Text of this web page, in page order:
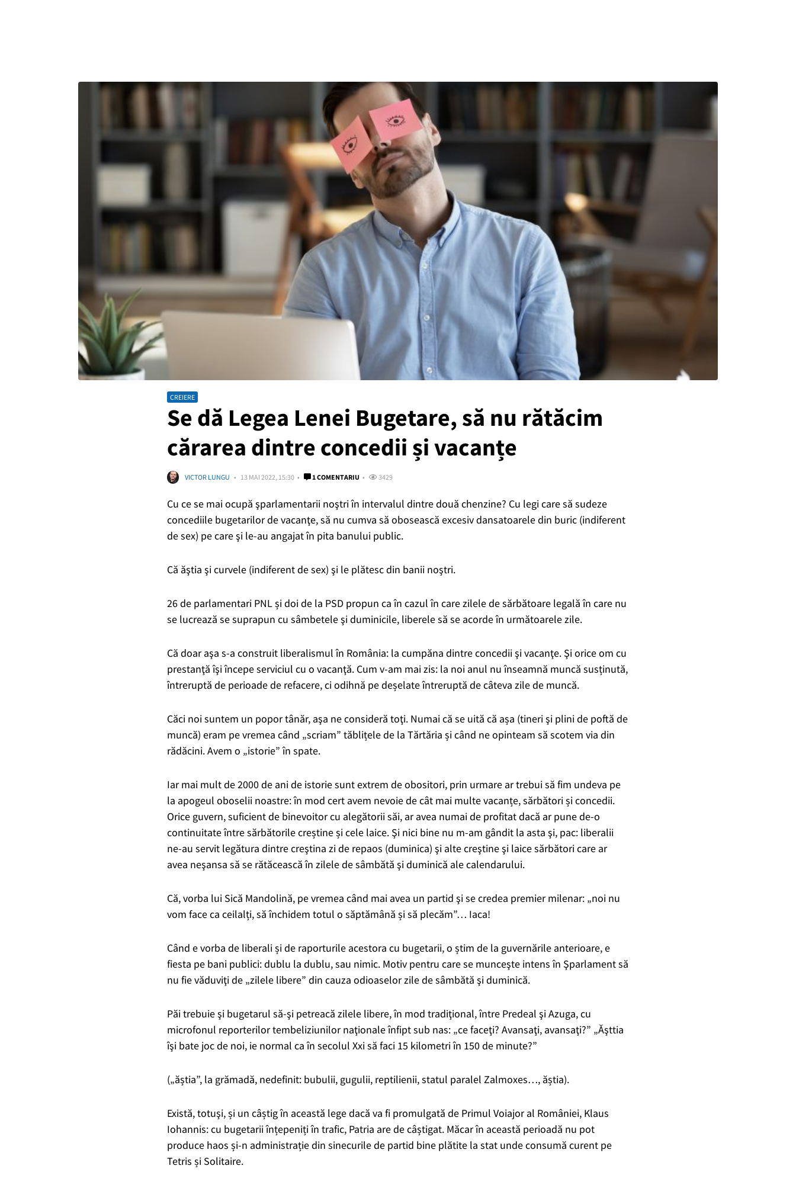
CREIERE
Se dă Legea Lenei Bugetare, să nu rătăcim
cărarea dintre concedii și vacanțe
VICTOR LUNGU 13 MAI 2022, 15:30 1 COMENTARIU 3429
Cu ce se mai ocupă şparlamentarii noştri în intervalul dintre două chenzine? Cu legi care să sudeze
concediile bugetarilor de vacanţe, să nu cumva să obosească excesiv dansatoarele din buric (indiferent
de sex) pe care şi le-au angajat în pita banului public.
Că ăştia şi curvele (indiferent de sex) şi le plătesc din banii noştri.
26 de parlamentari PNL și doi de la PSD propun ca în cazul în care zilele de sărbătoare legală în care nu
se lucrează se suprapun cu sâmbetele şi duminicile, liberele să se acorde în următoarele zile.
Că doar aşa s-a construit liberalismul în România: la cumpăna dintre concedii şi vacanţe. Şi orice om cu
prestanţă îşi începe serviciul cu o vacanţă. Cum v-am mai zis: la noi anul nu înseamnă muncă susținută,
întreruptă de perioade de refacere, ci odihnă pe deșelate întreruptă de câteva zile de muncă.
Căci noi suntem un popor tânăr, aşa ne consideră toţi. Numai că se uită că așa (tineri şi plini de poftă de
muncă) eram pe vremea când „scriam” tăblițele de la Tărtăria și când ne opinteam să scotem via din
rădăcini. Avem o „istorie” în spate.
Iar mai mult de 2000 de ani de istorie sunt extrem de obositori, prin urmare ar trebui să fim undeva pe
la apogeul oboselii noastre: în mod cert avem nevoie de cât mai multe vacanțe, sărbători și concedii.
Orice guvern, suficient de binevoitor cu alegătorii săi, ar avea numai de profitat dacă ar pune de-o
continuitate între sărbătorile creștine și cele laice. Şi nici bine nu m-am gândit la asta şi, pac: liberalii
ne-au servit legătura dintre creştina zi de repaos (duminica) şi alte creştine şi laice sărbători care ar
avea neşansa să se rătăcească în zilele de sâmbătă şi duminică ale calendarului.
Că, vorba lui Sică Mandolină, pe vremea când mai avea un partid şi se credea premier milenar: „noi nu
vom face ca ceilalți, să închidem totul o săptămână și să plecăm”… Iaca!
Când e vorba de liberali și de raporturile acestora cu bugetarii, o știm de la guvernările anterioare, e
fiesta pe bani publici: dublu la dublu, sau nimic. Motiv pentru care se munceşte intens în Şparlament să
nu fie văduviţi de „zilele libere” din cauza odioaselor zile de sâmbătă şi duminică.
Păi trebuie şi bugetarul să-şi petreacă zilele libere, în mod tradiţional, între Predeal şi Azuga, cu
microfonul reporterilor tembeliziunilor naţionale înfipt sub nas: „ce faceţi? Avansaţi, avansaţi?” „Ăşttia
îşi bate joc de noi, ie normal ca în secolul Xxi să faci 15 kilometri în 150 de minute?”
(„ăștia”, la grămadă, nedefinit: bubulii, gugulii, reptilienii, statul paralel Zalmoxes…, ăștia).
Există, totuşi, și un câștig în această lege dacă va fi promulgată de Primul Voiajor al României, Klaus
Iohannis: cu bugetarii înțepeniți în trafic, Patria are de câștigat. Măcar în această perioadă nu pot
produce haos și-n administrație din sinecurile de partid bine plătite la stat unde consumă curent pe
Tetris și Solitaire.